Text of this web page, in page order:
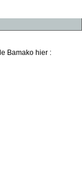
Bamako hier :